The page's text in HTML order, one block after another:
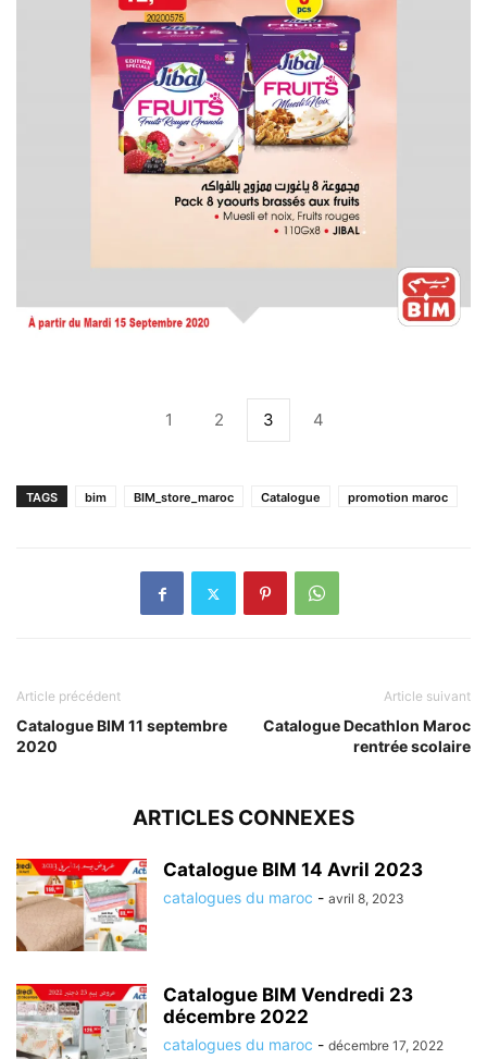
1 2 3 4
TAGS bim BIM_store_maroc Catalogue promotion maroc
Article précédent
Catalogue BIM 11 septembre
2020
Article suivant
Catalogue Decathlon Maroc
rentrée scolaire
ARTICLES CONNEXES
Catalogue BIM 14 Avril 2023
catalogues du maroc - avril 8, 2023
Catalogue BIM Vendredi 23
décembre 2022
catalogues du maroc - décembre 17, 2022